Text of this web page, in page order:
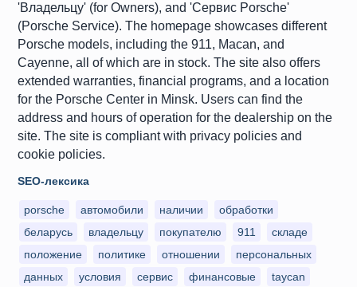
'Владельцу' (for Owners), and 'Сервис Porsche'
(Porsche Service). The homepage showcases different
Porsche models, including the 911, Macan, and
Cayenne, all of which are in stock. The site also offers
extended warranties, financial programs, and a location
for the Porsche Center in Minsk. Users can find the
address and hours of operation for the dealership on the
site. The site is compliant with privacy policies and
cookie policies.
SEO-лексика
porsche автомобили наличии
обработки
беларусь
владельцу покупателю 911
складе
положение
политике отношении
персональных
данных
условия сервис финансовые
taycan